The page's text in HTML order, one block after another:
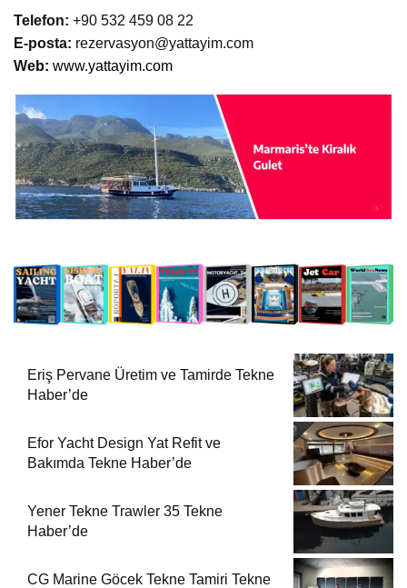
Telefon: +90 532 459 08 22
E-posta: rezervasyon@yattayim.com
Web: www.yattayim.com
Eriş Pervane Üretim ve Tamirde Tekne
Haber’de
Efor Yacht Design Yat Refit ve
Bakımda Tekne Haber’de
Yener Tekne Trawler 35 Tekne
Haber’de
CG Marine Göcek Tekne Tamiri Tekne